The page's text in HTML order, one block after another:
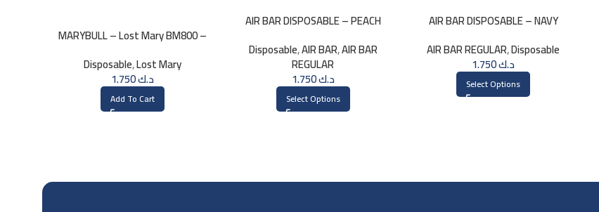
MARYBULL – Lost Mary BM800 –
Disposable,Lost Mary
د.ك1.750
Add To Cart
AIR BAR DISPOSABLE – PEACH
Disposable,AIR BAR,AIR BAR
REGULAR
د.ك1.750
Select Options
AIR BAR DISPOSABLE – NAVY
AIR BAR REGULAR,Disposable
د.ك1.750
Select Options